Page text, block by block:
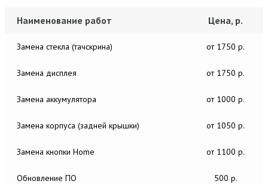
Наименование работ Цена, р.
Замена стекла (тачскрина) от 1750 р.
Замена дисплея от 1750 р.
Замена аккумулятора от 1000 р.
Замена корпуса (задней крышки) от 1050 р.
Замена кнопки Home от 1100 р.
Обновление ПО 500 р.